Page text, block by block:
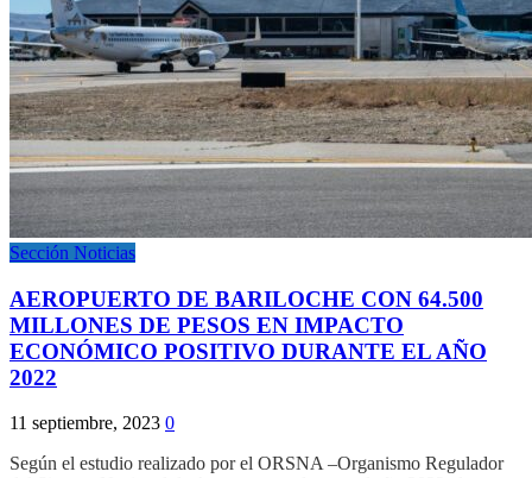
Sección Noticias
AEROPUERTO DE BARILOCHE CON 64.500
MILLONES DE PESOS EN IMPACTO
ECONÓMICO POSITIVO DURANTE EL AÑO
2022
11 septiembre, 2023 0
Según el estudio realizado por el ORSNA –Organismo Regulador